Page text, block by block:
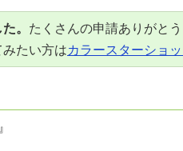
。 たくさんの申請ありがと
たい方はカラースターショ